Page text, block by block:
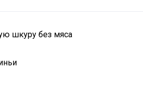
шкуру без мяса